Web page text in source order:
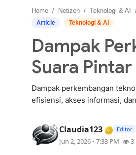
Panduan Komunitas
Home Netizen Teknologi & AI
Article Teknologi & AI
Dampak
Suara
Dampak perkembangan
efisiensi, akses informasi,
Claudia123 Editor
Jun 2, 2026 • 7:33 PM 3